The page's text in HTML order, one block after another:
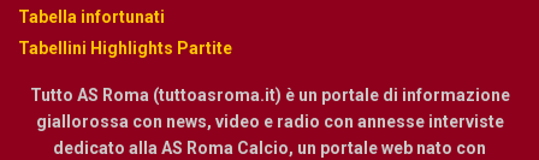
Tabella infortunati
Tabellini Highlights Partite
Tutto AS Roma (tuttoasroma.it) è un portale di informazione
giallorossa con news, video e radio con annesse interviste
dedicato alla AS Roma Calcio, un portale web nato con